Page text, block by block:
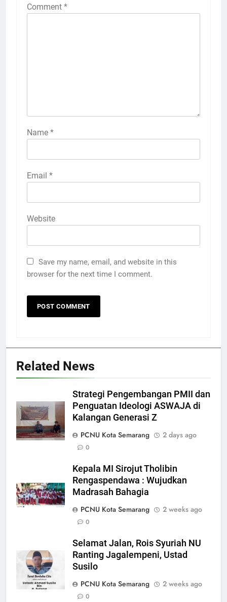
Comment *
Name *
Email *
Website
Save my name, email, and website in this
browser for the next time I comment.
Related News
Strategi Pengembangan PMII dan
Penguatan Ideologi ASWAJA di
Kalangan Generasi Z
PCNU Kota Semarang
2 days ago
0
Kepala MI Sirojut Tholibin
Rengaspendawa : Wujudkan
Madrasah Bahagia
PCNU Kota Semarang
2 weeks ago
0
Selamat Jalan, Rois Syuriah NU
Ranting Jagalempeni, Ustad
Susilo
PCNU Kota Semarang
2 weeks ago
0
5
Makesta Raya Perkuat Idiologi
lingkungan Pelajar Yayasan Al
Fattah
BANOM BERITA
6
MENGENANG EYANG
SASTROHAMIJOYO, SANTRI
YANG JADI CARIK DAN
MENDAKWAHKAN ISLAM DI
WONOSALAM DEMAK
ARTIKEL DAN OPINI
7
Insentif Guru MDT kepada